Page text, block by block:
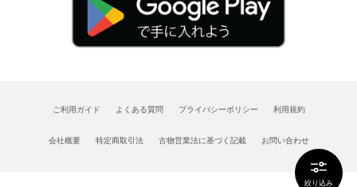
絞り込み
ご利用ガイド よくある質問 プライバシーポリシー 利用規約
会社概要 特定商取引法 古物営業法に基づく記載 お問い合わせ